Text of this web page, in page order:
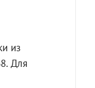
из
Для